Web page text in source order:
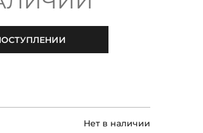
Нет в наличии